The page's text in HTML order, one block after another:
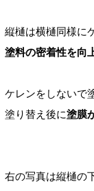
縦樋は横樋同様に
塗料の密着性を向
ケレンをしないで
塗り替え後に塗膜
右の写真は縦樋の